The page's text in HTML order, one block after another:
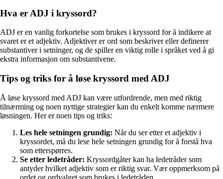
Hva er ADJ i kryssord?
ADJ er en vanlig forkortelse som brukes i kryssord for å indikere at
svaret er et adjektiv. Adjektiver er ord som beskriver eller definerer
substantiver i setninger, og de spiller en viktig rolle i språket ved å gi
ekstra informasjon om substantivene.
Tips og triks for å løse kryssord med ADJ
Å løse kryssord med ADJ kan være utfordrende, men med riktig
tilnærming og noen nyttige strategier kan du enkelt komme nærmere
løsningen. Her er noen tips og triks:
Les hele setningen grundig: Når du ser etter et adjektiv i
kryssordet, må du lese hele setningen grundig for å forstå hva
som etterspørres.
Se etter ledetråder: Kryssordgåter kan ha ledetråder som
antyder hvilket adjektiv som er riktig svar. Vær oppmerksom på
ordet og ordvalget som brukes i ledetråden.